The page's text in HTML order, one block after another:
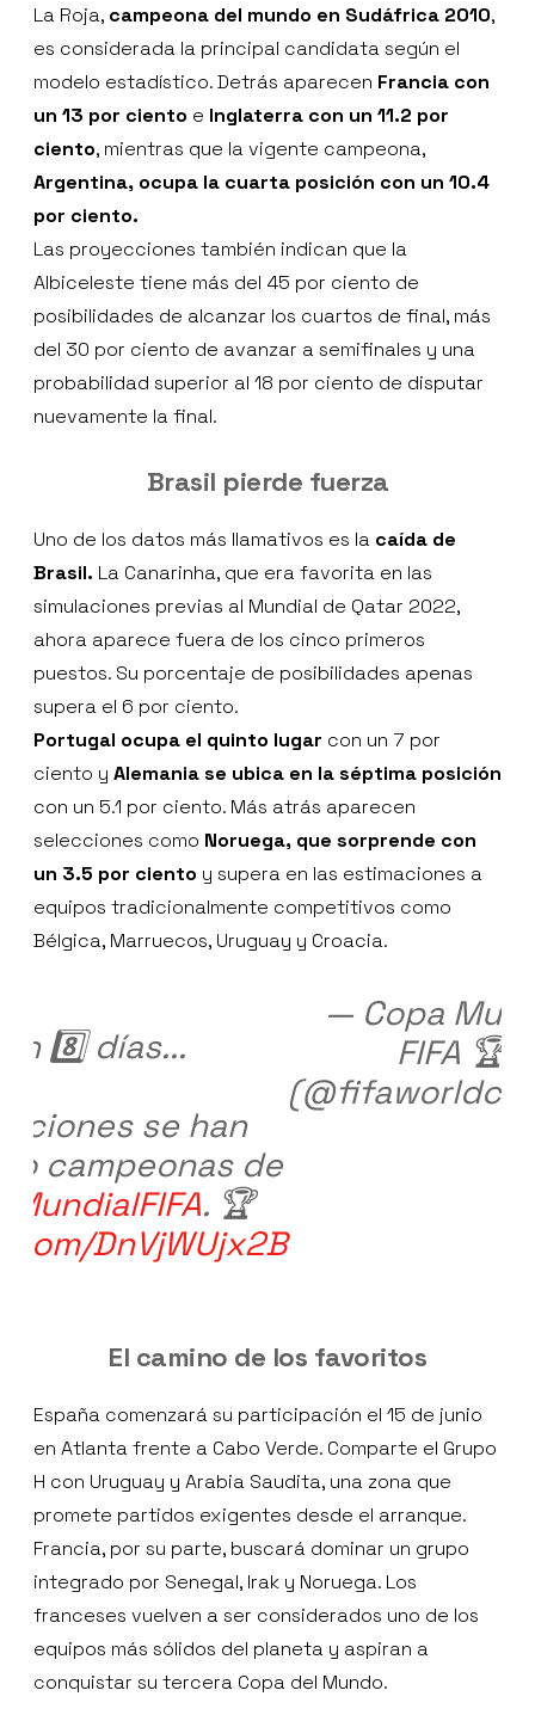
La Roja, campeona del mundo en Sudáfrica 2010,
es considerada la principal candidata según el
modelo estadístico. Detrás aparecen Francia con
un 13 por ciento e Inglaterra con un 11.2 por
ciento, mientras que la vigente campeona,
Argentina, ocupa la cuarta posición con un 10.4
por ciento.
Las proyecciones también indican que la
Albiceleste tiene más del 45 por ciento de
posibilidades de alcanzar los cuartos de final, más
del 30 por ciento de avanzar a semifinales y una
probabilidad superior al 18 por ciento de disputar
nuevamente la final.
Brasil pierde fuerza
Uno de los datos más llamativos es la caída de
Brasil. La Canarinha, que era favorita en las
simulaciones previas al Mundial de Qatar 2022,
ahora aparece fuera de los cinco primeros
puestos. Su porcentaje de posibilidades apenas
supera el 6 por ciento.
Portugal ocupa el quinto lugar con un 7 por
ciento y Alemania se ubica en la séptima posición
con un 5.1 por ciento. Más atrás aparecen
selecciones como Noruega, que sorprende con
un 3.5 por ciento y supera en las estimaciones a
equipos tradicionalmente competitivos como
Bélgica, Marruecos, Uruguay y Croacia.
8️⃣ días...
se han
campeonas de
. 🏆
DnVjWUjx2B
— Copa
FIFA 🏆
El camino de los favoritos
España comenzará su participación el 15 de junio
en Atlanta frente a Cabo Verde. Comparte el Grupo
H con Uruguay y Arabia Saudita, una zona que
promete partidos exigentes desde el arranque.
Francia, por su parte, buscará dominar un grupo
integrado por Senegal, Irak y Noruega. Los
franceses vuelven a ser considerados uno de los
equipos más sólidos del planeta y aspiran a
conquistar su tercera Copa del Mundo.